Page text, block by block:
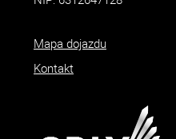
Mapa dojazdu
Kontakt